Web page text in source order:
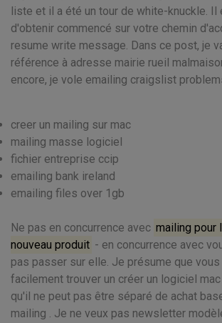
liste et il a été un tour de white-knuckle.
d'obtenir commencé sur votre chemin
resume write message. Dans ce post, je
référence à adresse mairie rueil
encore, je vole emailing craigslist
creer un mailing sur mac
mailing masse logiciel
fichier entreprise ccip
emailing bank ireland
emailing files over 1gb
Ne pas en concurrence avec mailing pour
nouveau produit - en concurrence avec
pas passer sur elle. Je présume que
facilement trouver un créer un logiciel
qu'il ne peut pas être séparé de achat
mailing . Je ne veux pas newsletter